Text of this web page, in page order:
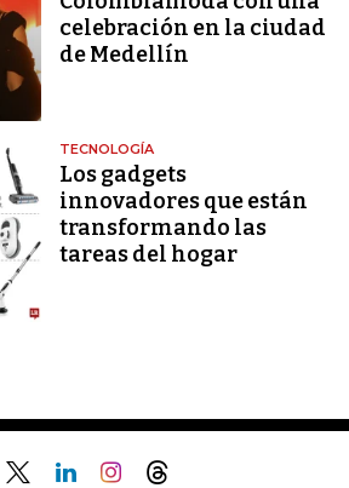
celebración en la ciudad
de Medellín
TECNOLOGÍA
Los gadgets
innovadores que están
transformando las
tareas del hogar